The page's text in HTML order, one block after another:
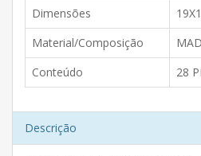
Dimensões
Material/Composição
Conteúdo
28
Descrição